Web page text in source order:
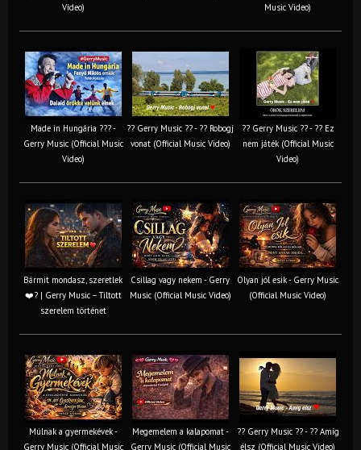
Video)
Music Video)
Made in Hungária ??? -
Gerry Music (Official Music
Video)
?? Gerry Music ?? - ?? Robogj
vonat (Official Music Video)
?? Gerry Music ?? - ?? Ez
nem játék (Official Music
Video)
Bármit mondasz, szeretlek
❤️‍? | Gerry Music – Tiltott
szerelem történet
Csillag vagy nekem - Gerry
Music (Official Music Video)
Olyan jól esik - Gerry Music
(Official Music Video)
Múlnak a gyermekévek -
Gerry Music (Official Music
Megemelem a kalapomat -
Gerry Music (Official Music
?? Gerry Music ?? - ?? Amíg
élsz (Official Music Video)